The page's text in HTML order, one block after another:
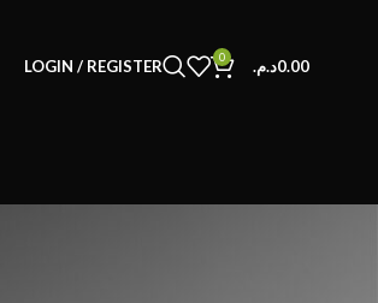
LOGIN / REGISTER 0 0.00د.م.